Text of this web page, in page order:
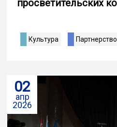
просветительских
Культура Партнерство
02
апр
2026